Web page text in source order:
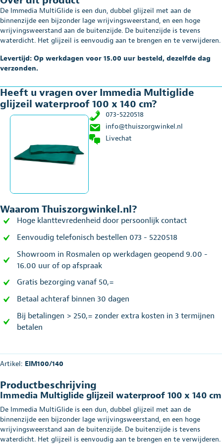
100
x
140
cm
De Immedia MultiGlide is een dun, dubbel glijzeil met aan de
binnenzijde een bijzonder lage wrijvingsweerstand, en een hoge
wrijvingsweerstand aan de buitenzijde. De buitenzijde is tevens
waterdicht. Het glijzeil is eenvoudig aan te brengen en te verwijderen.
Levertijd: Op werkdagen voor 15.00 uur besteld, dezelfde dag
verzonden.
Heeft u vragen over Immedia Multiglide
glijzeil waterproof 100 x 140 cm?
073-5220518
info@thuiszorgwinkel.nl
Livechat
Waarom Thuiszorgwinkel.nl?
Hoge klanttevredenheid door persoonlijk contact
Eenvoudig telefonisch bestellen 073 - 5220518
Showroom in Rosmalen op werkdagen geopend 9.00 -
16.00 uur of op afspraak
Gratis bezorging vanaf 50,=
Betaal achteraf binnen 30 dagen
Bij betalingen > 250,= zonder extra kosten in 3 termijnen
betalen
Artikel: EIM100/140
Productbeschrijving
Immedia Multiglide glijzeil waterproof 100 x 140 cm
De Immedia MultiGlide is een dun, dubbel glijzeil met aan de
binnenzijde een bijzonder lage wrijvingsweerstand, en een hoge
wrijvingsweerstand aan de buitenzijde. De buitenzijde is tevens
waterdicht. Het glijzeil is eenvoudig aan te brengen en te verwijderen.